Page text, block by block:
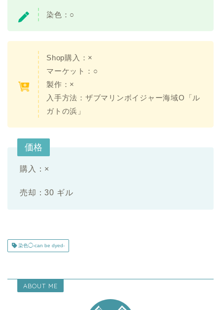
染色：○
Shop購入：×
マーケット：○
製作：×
入手方法：ザブマリンボイジャー海域O「ル
ガトの浜」
価格
購入：×
売却：30 ギル
染色◯-can be dyed-
ABOUT ME